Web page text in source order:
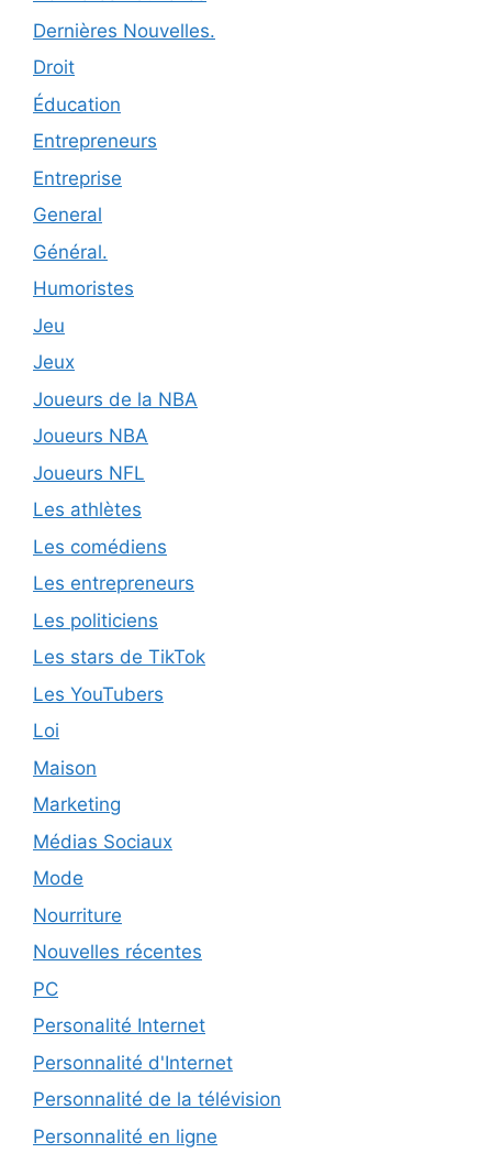
Dernières Nouvelles.
Droit
Éducation
Entrepreneurs
Entreprise
General
Général.
Humoristes
Jeu
Jeux
Joueurs de la NBA
Joueurs NBA
Joueurs NFL
Les athlètes
Les comédiens
Les entrepreneurs
Les politiciens
Les stars de TikTok
Les YouTubers
Loi
Maison
Marketing
Médias Sociaux
Mode
Nourriture
Nouvelles récentes
PC
Personalité Internet
Personnalité d'Internet
Personnalité de la télévision
Personnalité en ligne